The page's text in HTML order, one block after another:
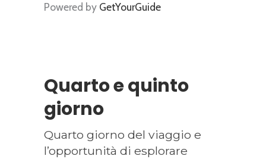
Powered by GetYourGuide
Quarto e quinto
giorno
Quarto giorno del viaggio e
l’opportunità di esplorare